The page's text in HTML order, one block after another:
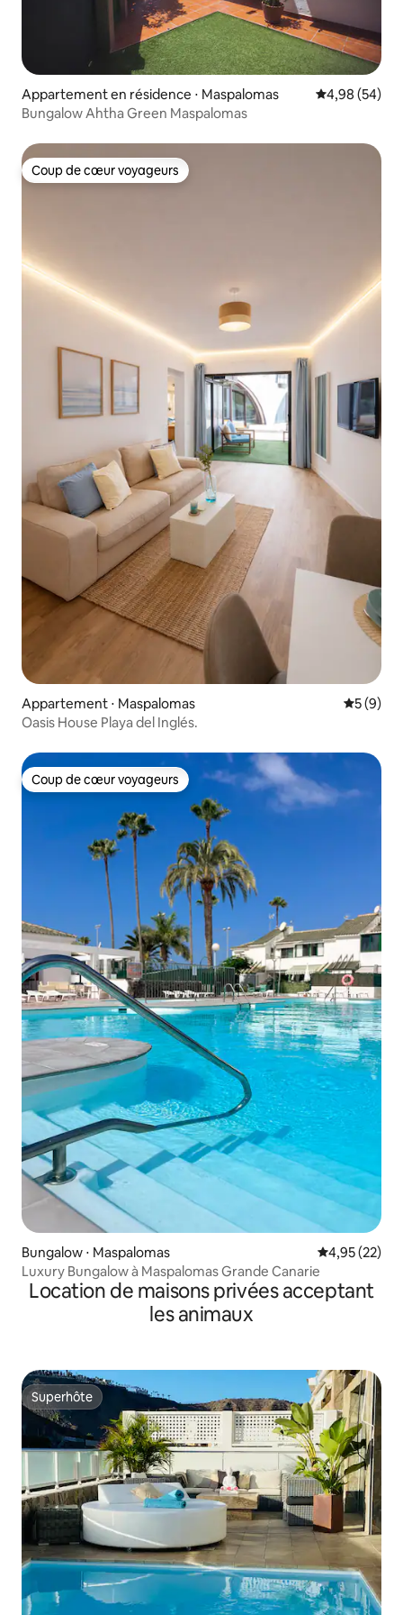
Appartement en résidence ⋅ Maspalomas Évaluation
4,98 (54)
Bungalow Ahtha Green Maspalomas
Coup de cœur voyageurs
Coup de cœur voyageurs
Appartement ⋅ Maspalomas
5 (9)
Oasis House Playa del Inglés.
Coup de cœur voyageurs
Coup de cœur voyageurs
Bungalow ⋅ Maspalomas Évaluation
4,95 (22)
Luxury Bungalow à Maspalomas Grande Canarie
Location de maisons privées acceptant
les animaux
Superhôte
Superhôte